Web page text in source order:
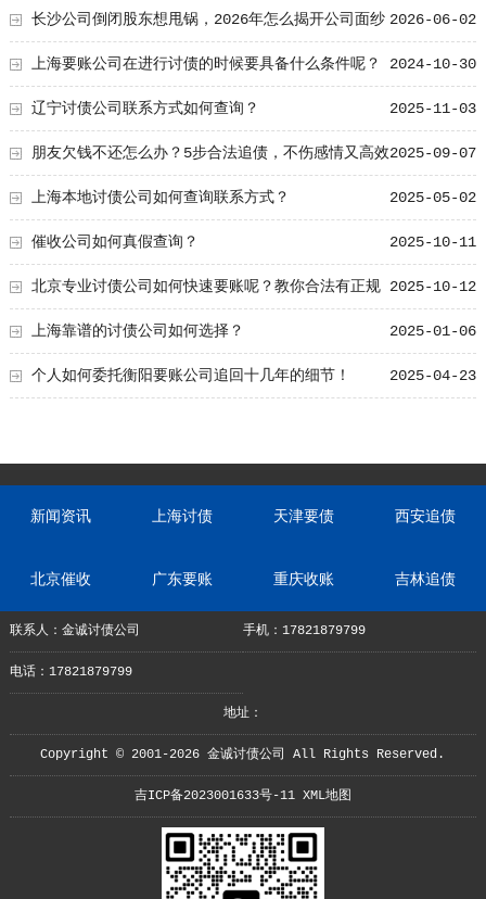
2026-06-02
长沙公司倒闭股东想甩锅，2026年怎么揭开公司面纱
追到个人兜里? 2024-10-30
上海要账公司在进行讨债的时候要具备什么条件呢？
2025-11-03
辽宁讨债公司联系方式如何查询？
2025-09-07
朋友欠钱不还怎么办？5步合法追债，不伤感情又高效
2025-05-02
上海本地讨债公司如何查询联系方式？
2025-10-11
催收公司如何真假查询？
2025-10-12
北京专业讨债公司如何快速要账呢？教你合法有正规
的方法 2025-01-06
上海靠谱的讨债公司如何选择？
2025-04-23
个人如何委托衡阳要账公司追回十几年的细节！
新闻资讯 上海讨债 天津要债 西安追债
北京催收 广东要账 重庆收账 吉林追债
联系人：金诚讨债公司 手机：17821879799
电话：17821879799
地址：
Copyright © 2001-2026 金诚讨债公司 All Rights Reserved.
吉ICP备2023001633号-11 XML地图